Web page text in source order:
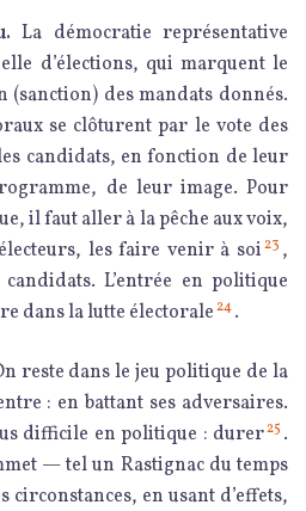
La démocratie représentative
d’élections, qui marquent le
(sanction) des mandats donnés.
se clôturent par le vote des
candidats, en fonction de leur
de leur image. Pour
il faut aller à la pêche aux voix,
les faire venir à soi23 ,
L’entrée en politique
dans la lutte électorale24.
reste dans le jeu politique de la
: en battant ses adversaires.
difficile en politique : durer25 .
— tel un Rastignac du temps
en usant d’effets,